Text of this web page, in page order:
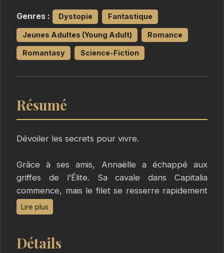
Genres : Dystopie Fantastique
Jeunes Adultes (Young Adult) Romance
Romantasy Science-Fiction
Résumé
Dévoiler les secrets pour vivre.
Grâce à ses amis, Annaëlle a échappé aux
griffes de l’Élite. Sa cavale dans Capitalia
commence, mais le filet se resserre rapidement
autour des fugitifs. Comment s’échapper
lorsque l’on vit sur le dernier îlot d’humanité ?
Lire plus
Détails